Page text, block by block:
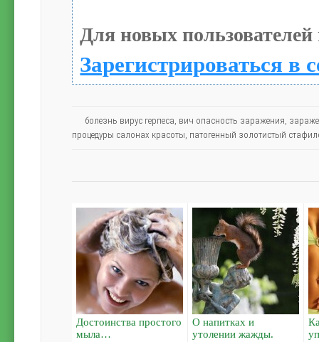
Для новых
Зарегистрироваться в
болезнь вирус герпеса, вич опасность заражения,
процедуры салонах красоты, патогенный золотистый
Достоинства простого
мыла…
О напитках и
утолении жажды.